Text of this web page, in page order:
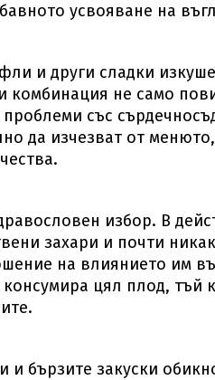
усвояване на
и други сладки
комбинация не само
със
да изчезват от
избор. В
захари и почти
на влиянието им
цял плод, тъй
бързите закуски